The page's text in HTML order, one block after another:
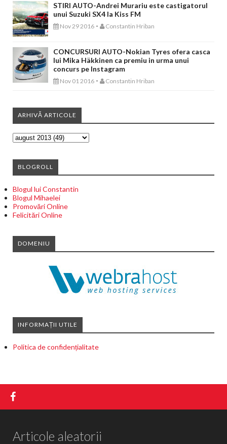
STIRI AUTO-Andrei Murariu este castigatorul
unui Suzuki SX4 la Kiss FM
Nov 29 2016 - Constantin Hriban
CONCURSURI AUTO-Nokian Tyres ofera casca
lui Mika Häkkinen ca premiu in urma unui
concurs pe Instagram
Nov 01 2016 - Constantin Hriban
ARHIVĂ ARTICOLE
BLOGROLL
Blogul lui Constantin
Blogul Mihaelei
Promovări Online
Felicitări Online
DOMENIU
INFORMAȚII UTILE
Politica de confidențialitate
Articole aleatorii